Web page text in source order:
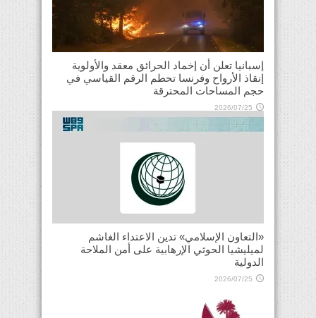
إسبانيا تعلن أن إخماد الحرائق معقد والأولوية
إنقاذ الأرواح وفرنسا تحطم الرقم القياسي في
حجم المساحات المحترقة
2026/07/25
«التعاون الإسلامي» تدين الاعتداء الغاشم
لميليشيا الحوثي الإرهابية على أمن الملاحة
الدولية
2026/07/25